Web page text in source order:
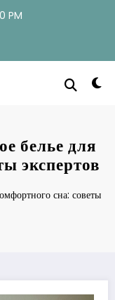
PM
белье для
экспертов
сна: советы